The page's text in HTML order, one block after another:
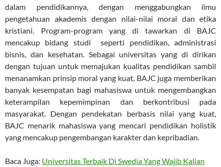
dalam pendidikannya, dengan menggabungkan ilmu
pengetahuan akademis dengan nilai-nilai moral dan etika
kristiani. Program-program yang di tawarkan di BAJC
mencakup bidang studi seperti pendidikan, administrasi
bisnis, dan kesehatan. Sebagai universitas yang di dirikan
dengan tujuan untuk memajukan kualitas pendidikan sambil
menanamkan prinsip moral yang kuat, BAJC juga memberikan
banyak kesempatan bagi mahasiswa untuk mengembangkan
keterampilan kepemimpinan dan berkontribusi pada
masyarakat. Dengan pendekatan berbasis nilai yang kuat,
BAJC menarik mahasiswa yang mencari pendidikan holistik
yang mencakup pengembangan karakter dan kepribadian.
Baca Juga: Universitas Terbaik Di Swedia Yang Wajib Kalian